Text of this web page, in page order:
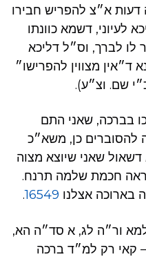
דעות א״צ להפריש חבירו
לעיוני, דשמא כוונתו
לו לברך, וס״ל דליכא
ד״אין מצווין להפרישו״
שם. וצ״ע).
בברכה, שאני התם
להסוברים כן, משא״כ
שאני שיוצא מצוה
ראה חכמת שלמה תרנח.
בארוכה אצלנו 16549
.
ור״ה לג, א סד״ה הא,
קאי רק למ״ד ברכה